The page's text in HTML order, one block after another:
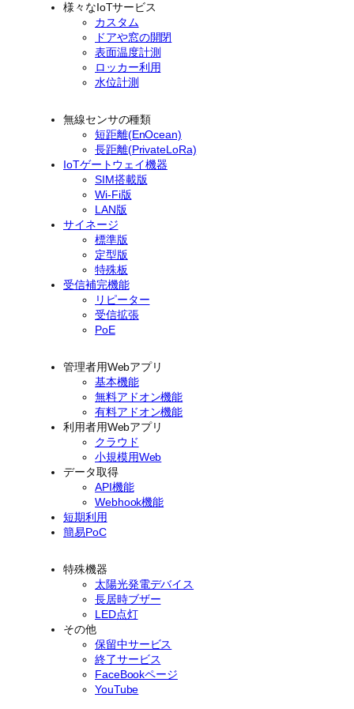
様々なIoTサービス
カスタム
ドアや窓の開閉
表面温度計測
ロッカー利用
水位計測
無線センサの種類
短距離(EnOcean)
長距離(PrivateLoRa)
IoTゲートウェイ機器
SIM搭載版
Wi-Fi版
LAN版
サイネージ
標準版
定型版
特殊板
受信補完機能
リピーター
受信拡張
PoE
管理者用Webアプリ
基本機能
無料アドオン機能
有料アドオン機能
利用者用Webアプリ
クラウド
小規模用Web
データ取得
API機能
Webhook機能
短期利用
簡易PoC
特殊機器
太陽光発電デバイス
長居時ブザー
LED点灯
その他
保留中サービス
終了サービス
FaceBookページ
YouTube